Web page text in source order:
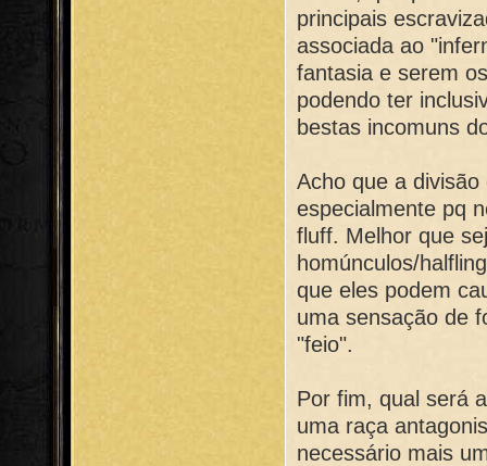
principais
associada ao
fantasia e serem
podendo ter
bestas incomuns
Acho que a
especialmente pq
fluff. Melhor que
homúnculos/
que eles podem
uma sensação de
"feio".
Por fim, qual será
uma raça
necessário mais